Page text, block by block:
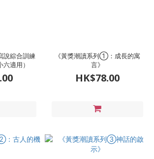
說綜合訓練
適用）
《黃獎潮讀系列①：成長的寓
言》
HK$78.00